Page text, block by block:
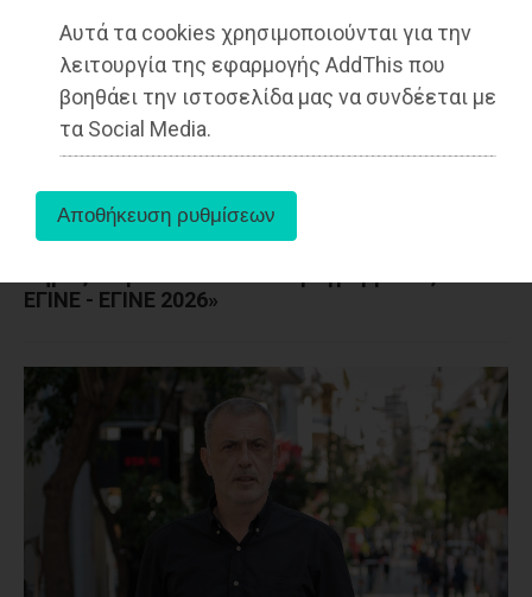
Αυτά τα cookies χρησιμοποιούνται για την
λειτουργία της εφαρμογής AddThis που
βοηθάει την ιστοσελίδα μας να συνδέεται με
τα Social Media.
Μαραθώνας - LIFESTYLE
Dimotisnews - 06/08/2026
19:54
ΕΓΙΝΕ - ΕΓΙΝΕ 2026»